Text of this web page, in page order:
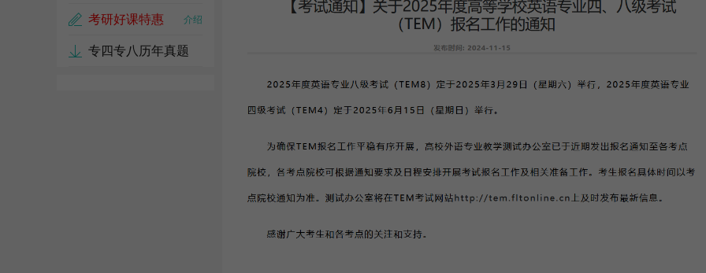
考研好课特惠 介绍
专四专八历年真题